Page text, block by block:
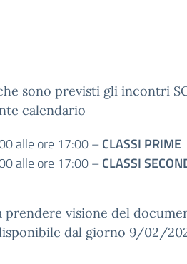
sono previsti gli incontri
calendario
alle ore 17:00 –CLASSI PRIME
alle ore 17:00 –CLASSI
prendere visione del
dal giorno 9/02/